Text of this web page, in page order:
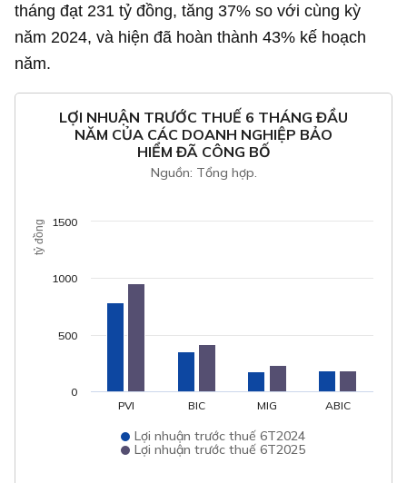
tháng đạt 231 tỷ đồng, tăng 37% so với cùng kỳ
năm 2024, và hiện đã hoàn thành 43% kế hoạch
năm.
tỷ đồng
LỢI NHUẬN TRƯỚC THUẾ 6 THÁNG ĐẦU
NĂM CỦA CÁC DOANH NGHIỆP BẢO
HIỂM ĐÃ CÔNG BỐ
Nguồn: Tổng hợp.
Lợi nhuận trước thuế 6T2024
Lợi nhuận trước thuế 6T2025
PVI BIC MIG ABIC
0
500
1000
1500